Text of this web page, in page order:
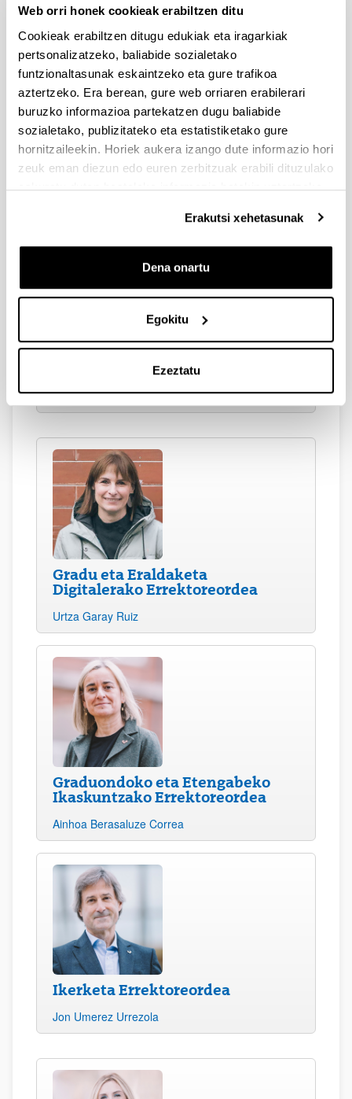
Web orri honek cookieak erabiltzen ditu
Cookieak erabiltzen ditugu edukiak eta iragarkiak
pertsonalizatzeko, baliabide sozialetako
funtzionaltasunak eskaintzeko eta gure trafikoa
aztertzeko. Era berean, gure web orriaren erabilerari
buruzko informazioa partekatzen dugu baliabide
sozialetako, publizitateko eta estatistiketako gure
hornitzaileekin. Horiek aukera izango dute informazio hori
zeuk eman diezun edo euren zerbitzuak erabili dituzulako
eskuratu duten bestelako informazio batekin uztartzeko.
Erakutsi xehetasunak
Dena onartu
Egokitu
Ezeztatu
Irakasle-ikertzaileen
Errektoreordea
Efren Areskurrinaga Mirandona
Ikasleen eta Konpromiso
Sozialerako Errektoreordea
Asier Blas Mendoza
Gradu eta Eraldaketa
Digitalerako Errektoreordea
Urtza Garay Ruiz
Graduondoko eta Etengabeko
Ikaskuntzako Errektoreordea
Ainhoa Berasaluze Correa
Ikerketa Errektoreordea
Jon Umerez Urrezola